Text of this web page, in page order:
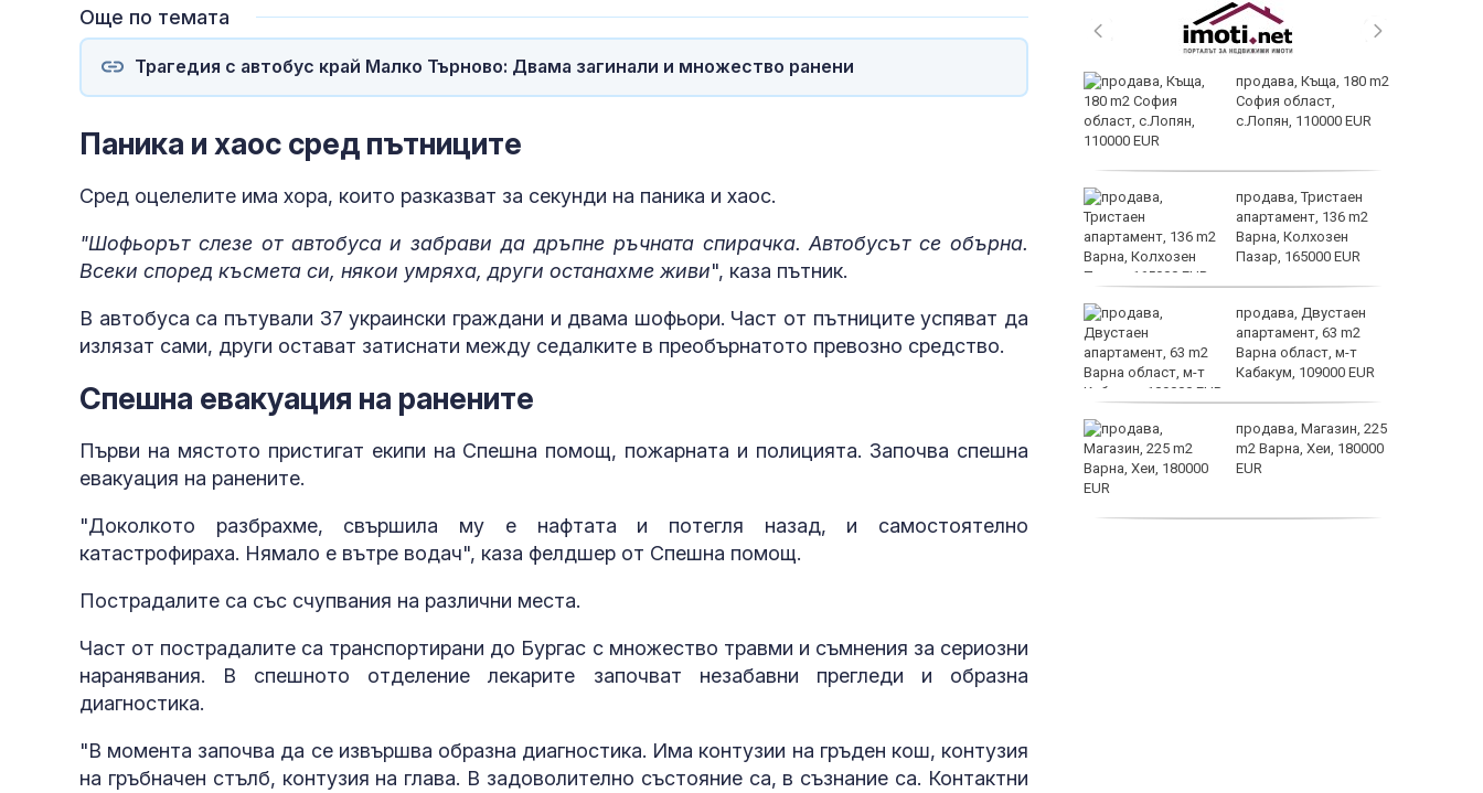
Още по темата
Трагедия с автобус край Малко Търново: Двама загинали и множество ранени
Паника и хаос сред пътниците
Сред оцелелите има хора, които разказват за секунди на паника и хаос.
"Шофьорът слезе от автобуса и забрави да дръпне ръчната спирачка. Автобусът се обърна.
Всеки според късмета си, някои умряха, други останахме живи", каза пътник.
В автобуса са пътували 37 украински граждани и двама шофьори. Част от пътниците успяват да
излязат сами, други остават затиснати между седалките в преобърнатото превозно средство.
Спешна евакуация на ранените
Първи на мястото пристигат екипи на Спешна помощ, пожарната и полицията. Започва спешна
евакуация на ранените.
"Доколкото разбрахме, свършила му е нафтата и потегля назад, и самостоятелно
катастрофираха. Нямало е вътре водач", каза фелдшер от Спешна помощ.
Пострадалите са със счупвания на различни места.
Част от пострадалите са транспортирани до Бургас с множество травми и съмнения за сериозни
наранявания. В спешното отделение лекарите започват незабавни прегледи и образна
диагностика.
"В момента започва да се извършва образна диагностика. Има контузии на гръден кош, контузия
на гръбначен стълб, контузия на глава. В задоволително състояние са, в съзнание са. Контактни
случаи в Германия,
"Черните вдовици" в
бракове с войници
заради обезщетението
при смърт
Парадоксът на
войната: Защо руската
оръжейна индустрия
Поптодоров,
протеинов шейк и за
чувството за
предвидимост
Защо рискът от
исхемичен инсулт се
повишава в
decanoate:
продава, Къща, 180 m2
София област,
с.Лопян, 110000 EUR
продава, Тристаен
апартамент, 136 m2
Варна, Колхозен
Пазар, 165000 EUR
продава, Двустаен
апартамент, 63 m2
Варна област, м-т
Кабакум, 109000 EUR
продава, Магазин, 225
m2 Варна, Хеи, 180000
EUR